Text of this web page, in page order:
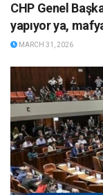
CHP Genel
yapıyor ya,
MARCH 31, 2026